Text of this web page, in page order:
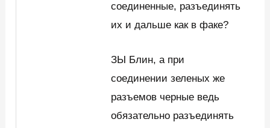
соединенные, разъединять
их и дальше как в факе?
ЗЫ Блин, а при
соединении зеленых же
разъемов черные ведь
обязательно разъединять